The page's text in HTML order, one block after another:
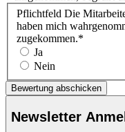
Pflichtfeld Die
haben mich
zugekommen.*
Ja
Nein
Newsletter